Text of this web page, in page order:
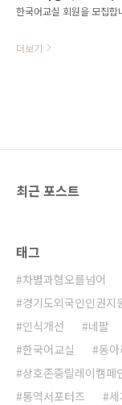
한국어교실 회원을 모집합
더보기
최근 포스트
태그
차별과혐오를넘어
경기도외국인인권지
인식개선
네팔
한국어교실
동아
상호존중릴레이캠페
통역서포터즈